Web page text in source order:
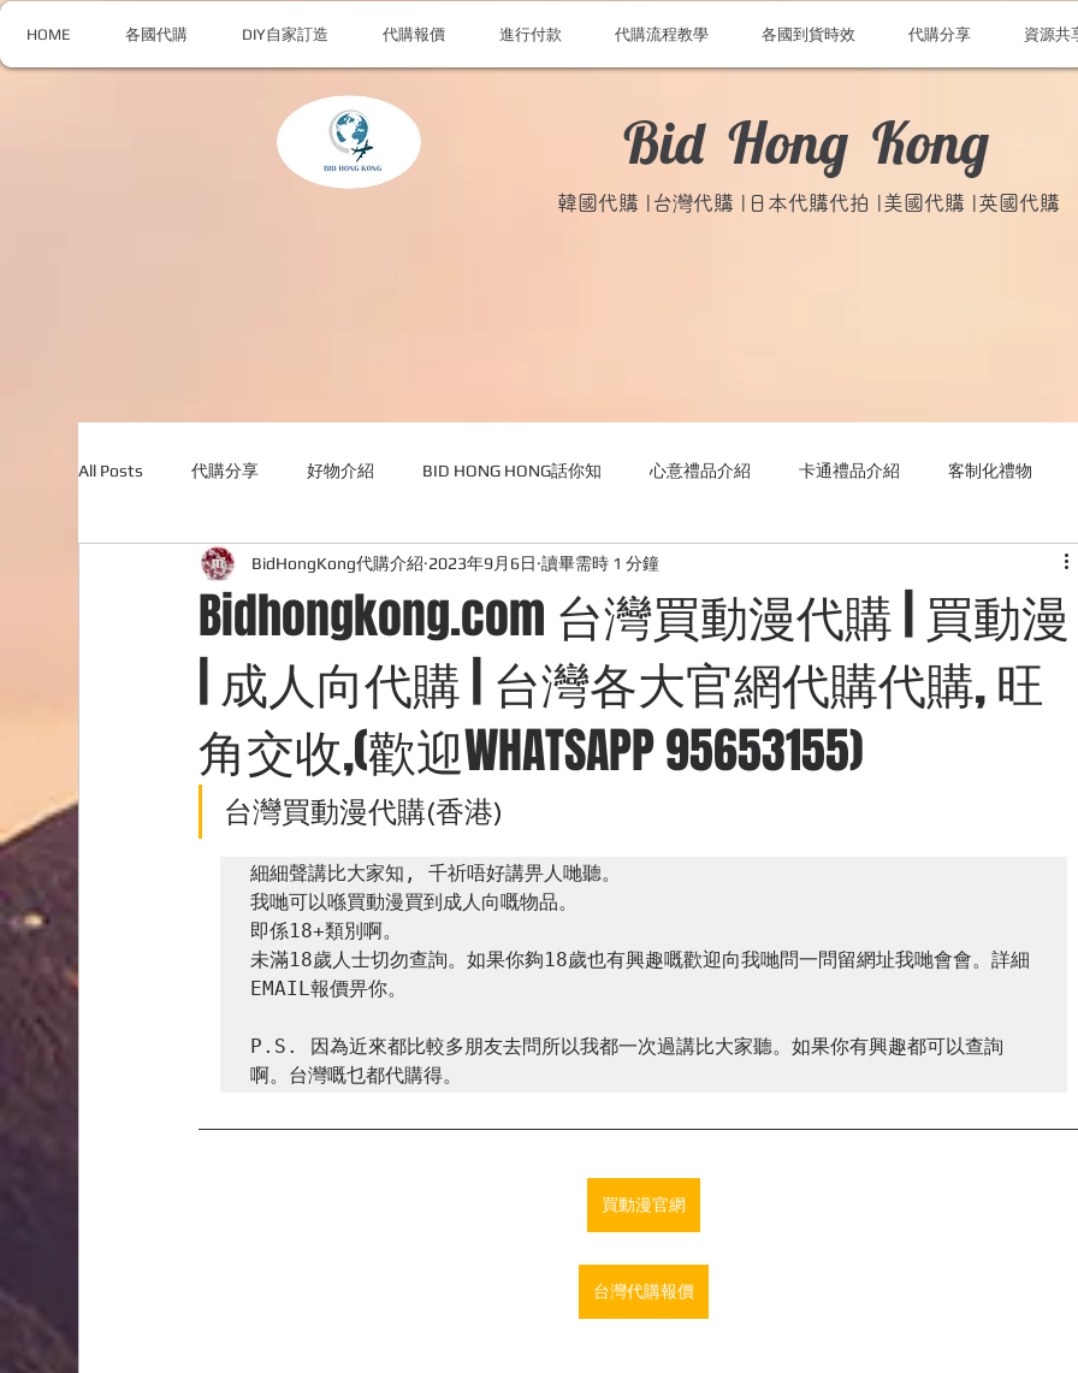
HOME 各國代購 DIY自家訂造 代購報價 進行付款 代購流程教學 各國到貨時效 代購分享 資源共
Bid Hong Kong
韓國代購 |台灣代購 |日本代購代拍 |美國代購 |英國代購
All Posts 代購分享 好物介紹 BID HONG HONG話你知 心意禮品介紹 卡通禮品介紹 客制化禮物
外國購物網站介紹 ABOUT ME ABOUT BIDHONGKONG 快閃團團 美食
台灣代購網站 Bidhongkong韓國代購網站 日本代購網站 旅行資訊
Bidhongkong.com 台灣買動漫代購 | 買動漫
| 成人向代購 | 台灣各大官網代購代購, 旺
角交收,(歡迎WHATSAPP 95653155)
BidHongKong代購介紹 2023年9月6日 讀畢需時 1 分鐘
台灣買動漫代購(香港)
細細聲講比大家知, 千祈唔好講畀人哋聽。
我哋可以喺買動漫買到成人向嘅物品。
即係18+類別啊。
未滿18歲人士切勿查詢。如果你夠18歲也有興趣嘅歡迎向我哋問一問留網址我哋會會。詳細
EMAIL報價畀你。
P.S. 因為近來都比較多朋友去問所以我都一次過講比大家聽。如果你有興趣都可以查詢
買動漫官網
台灣代購報價